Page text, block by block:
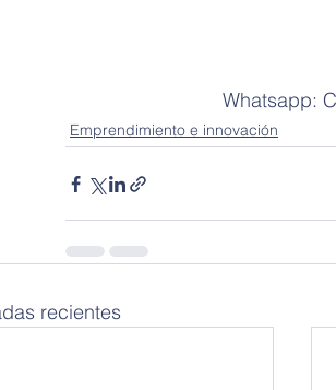
Whatsapp:
Emprendimiento e innovación
recientes